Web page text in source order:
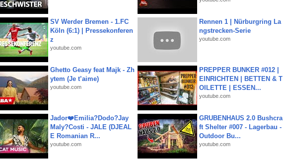
SV Werder Bremen - 1.FC
Köln (6:1) | Pressekonferen
z
youtube.com
Rennen 1 | Nürburgring La
ngstrecken-Serie
youtube.com
Ghetto Geasy feat Majk - Zh
ytem (Je t’aime)
youtube.com
PREPPER BUNKER #012 |
EINRICHTEN | BETTEN & T
OILETTE | ESSEN...
youtube.com
Jador❤️Emilia?Dodo?Jay
Maly?Costi - JALE (DJEAL
E Romanian R...
youtube.com
GRUBENHAUS 2.0 Bushcra
ft Shelter #007 - Lagerbau -
Outdoor Bu...
youtube.com